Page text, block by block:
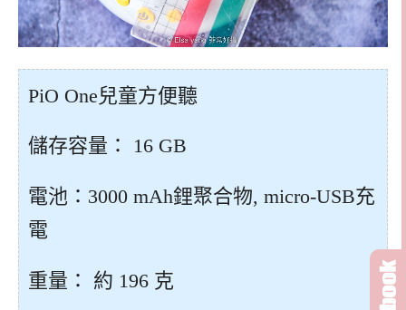
PiO One兒童方便聽
儲存容量： 16 GB
電池：3000 mAh鋰聚合物, micro-USB充
電
重量： 約 196 克